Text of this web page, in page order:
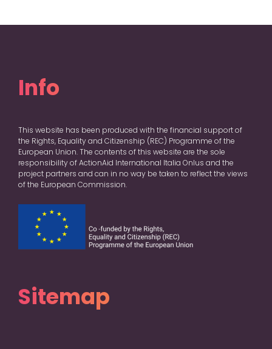
Info
This website has been produced with the financial support of
the Rights, Equality and Citizenship (REC) Programme of the
European Union. The contents of this website are the sole
responsibility of ActionAid International Italia Onlus and the
project partners and can in no way be taken to reflect the views
of the European Commission.
Sitemap